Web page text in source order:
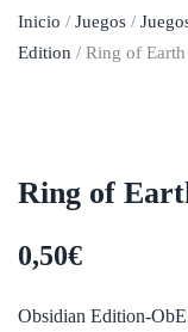
Inicio / Juegos /
Edition / Ring of Earth
Ring of
0,50€
Obsidian Edition-